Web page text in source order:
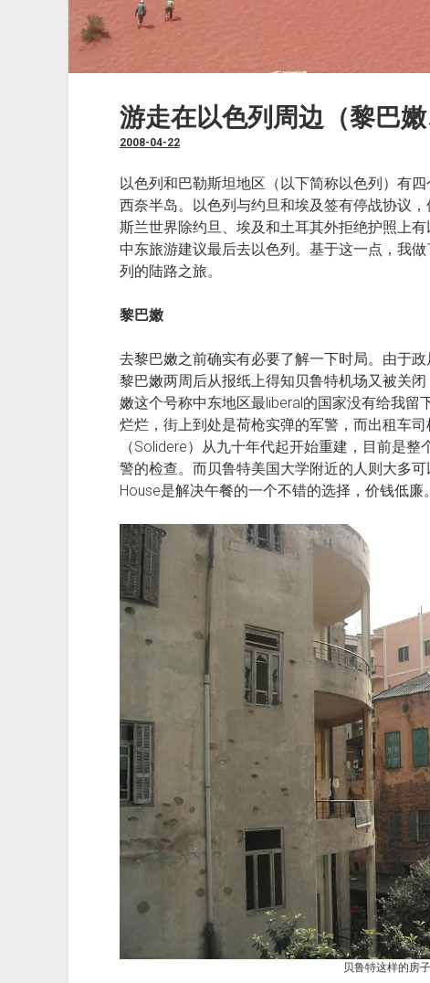
游走在以色列周边（黎巴嫩
2008-04-22
以色列和巴勒斯坦地区（以下简称以色列）有
西奈半岛。以色列与约旦和埃及签有停战协议
斯兰世界除约旦、埃及和土耳其外拒绝护照上
中东旅游建议最后去以色列。基于这一点，我
列的陆路之旅。
黎巴嫩
去黎巴嫩之前确实有必要了解一下时局。由于
黎巴嫩两周后从报纸上得知贝鲁特机场又被关
嫩这个号称中东地区最liberal的国家没有给我留
烂烂，街上到处是荷枪实弹的军警，而出租车
（Solidere）从九十年代起开始重建，目前是
警的检查。而贝鲁特美国大学附近的人则大多
House是解决午餐的一个不错的选择，价钱低廉。
贝鲁特这样的房